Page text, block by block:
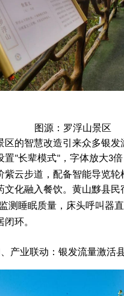
图源：罗浮山景区
区的智慧改造引来众多银
置"长辈模式" ，字体放大3倍
紫云步道，配备智能导览轮
化融入餐饮。 黄山黟县民
测睡眠质量，床头呼叫器
环。
、产业联动：银发流量激活